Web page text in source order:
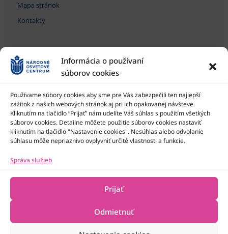
Informácia o používaní
súborov cookies
Používame súbory cookies aby sme pre Vás zabezpečili ten najlepší
zážitok z našich webových stránok aj pri ich opakovanej návšteve.
Kliknutím na tlačidlo “Prijať” nám udelíte Váš súhlas s použitím všetkých
súborov cookies. Detailne môžete použitie súborov cookies nastaviť
kliknutím na tlačidlo "Nastavenie cookies". Nesúhlas alebo odvolanie
súhlasu môže nepriaznivo ovplyvniť určité vlastnosti a funkcie.
Správa služieb
Prijať
Odmietnuť
Mapa stránok
Kontakty
Národné osvetové centrum je štátna príspevková organizácia
Ministerstva kultúry SR